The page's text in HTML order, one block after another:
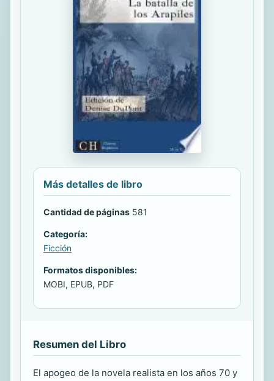
Más detalles de libro
Cantidad de páginas 581
Categoría:
Ficción
Formatos disponibles:
MOBI, EPUB, PDF
Resumen del Libro
El apogeo de la novela realista en los años 70 y